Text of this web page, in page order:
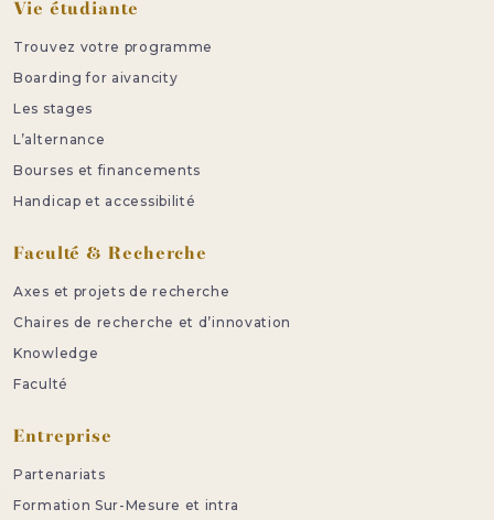
Vie étudiante
Trouvez votre programme
Boarding for aivancity
Les stages
L’alternance
Bourses et financements
Handicap et accessibilité
Faculté & Recherche
Axes et projets de recherche
Chaires de recherche et d’innovation
Knowledge
Faculté
Entreprise
Partenariats
Formation Sur-Mesure et intra